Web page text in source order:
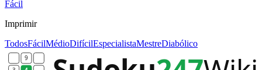
Fácil
Imprimir
TodosFácilMédioDifícilEspecialistaMestreDiabólico